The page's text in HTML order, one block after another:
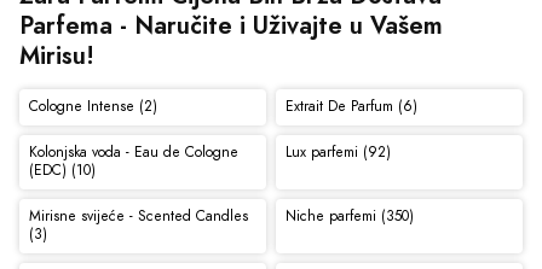
Parfema - Naručite i Uživajte u Vašem
Mirisu!
Cologne Intense (2) Extrait De Parfum (6)
Kolonjska voda - Eau de Cologne
(EDC) (10)
Lux parfemi (92)
Mirisne svijeće - Scented Candles
(3)
Niche parfemi (350)